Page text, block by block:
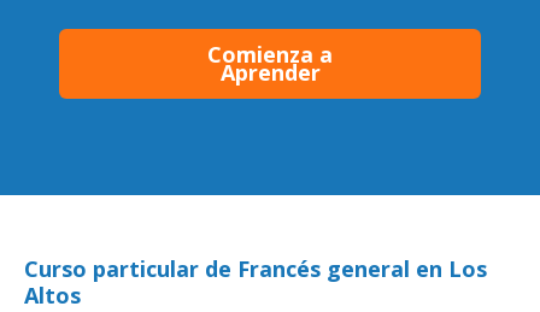
Comienza a
Aprender
Curso particular de Francés general en Los
Altos